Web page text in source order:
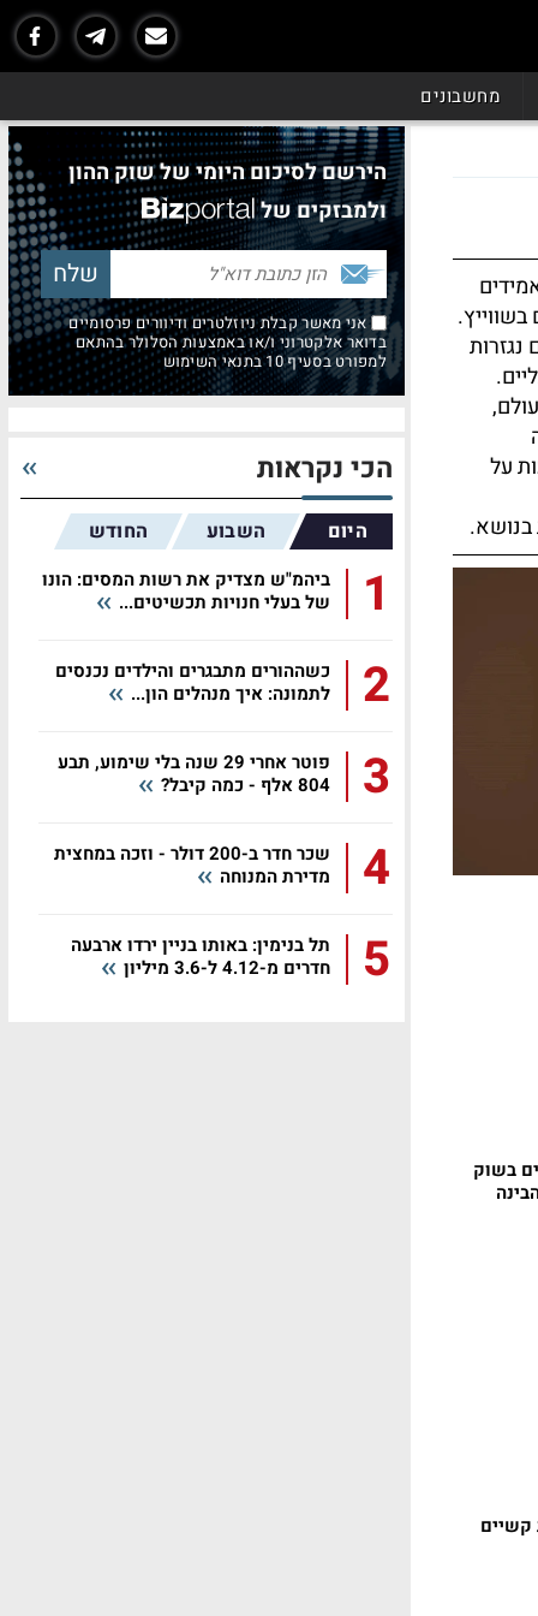
מחשבונים
נגזרות
על
בנושא.
בשוק
קשיים
הירשם לסיכום היומי של שוק ההון
ולמבזקים של
אני מאשר קבלת ניוזלטרים ודיוורים פרסומיים
בדואר אלקטרוני ו/או באמצעות הסלולר בהתאם
למפורט בסעיף 10 בתנאי השימוש
הכי נקראות
היום השבוע החודש
1
ביהמ"ש מצדיק את רשות המסים: הונו
של בעלי חנויות תכשיטים...
2
כשההורים מתבגרים והילדים נכנסים
לתמונה: איך מנהלים הון...
3
פוטר אחרי 29 שנה בלי שימוע, תבע
804 אלף - כמה קיבל?
4
שכר חדר ב-200 דולר - וזכה במחצית
מדירת המנוחה
5
תל בנימין: באותו בניין ירדו ארבעה
חדרים מ-4.12 ל-3.6 מיליון